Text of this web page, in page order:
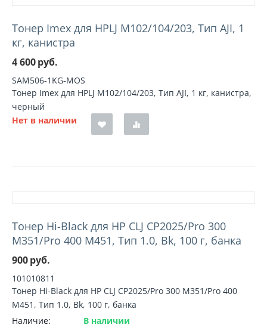
Тонер Imex для HPLJ M102/104/203, Тип AJI, 1
кг, канистра
4 600руб.
SAM506-1KG-MOS
Тонер Imex для HPLJ M102/104/203, Тип AJI, 1 кг, канистра,
черный
Нет в наличии
Тонер Hi-Black для HP CLJ CP2025/Pro 300
M351/Pro 400 M451, Тип 1.0, Bk, 100 г, банка
900руб.
101010811
Тонер Hi-Black для HP CLJ CP2025/Pro 300 M351/Pro 400
M451, Тип 1.0, Bk, 100 г, банка
Наличие:
В наличии